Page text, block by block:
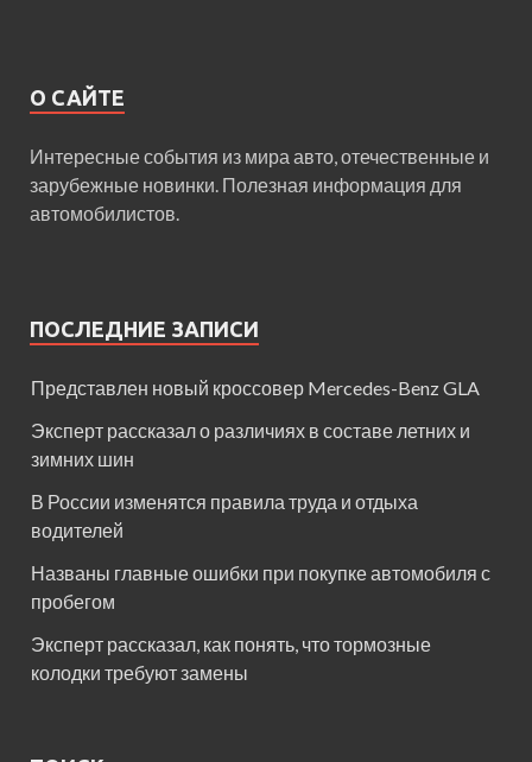
О САЙТЕ
Интересные события из мира авто, отечественные и
зарубежные новинки. Полезная информация для
автомобилистов.
ПОСЛЕДНИЕ ЗАПИСИ
Представлен новый кроссовер Mercedes-Benz GLA
Эксперт рассказал о различиях в составе летних и
зимних шин
В России изменятся правила труда и отдыха
водителей
Названы главные ошибки при покупке автомобиля с
пробегом
Эксперт рассказал, как понять, что тормозные
колодки требуют замены